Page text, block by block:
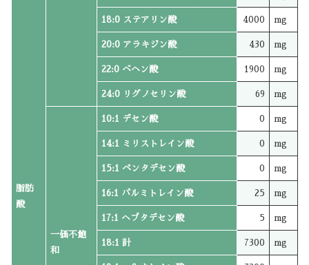
脂肪
酸
18:0 ステアリン酸 4000 mg
20:0 アラキジン酸 430 mg
22:0 ベヘン酸 1900 mg
24:0 リグノセリン酸 69 mg
一価不飽
和
10:1 デセン酸 0 mg
14:1 ミリストレイン酸 0 mg
15:1 ペンタデセン酸 0 mg
16:1 パルミトレイン酸 25 mg
17:1 ヘプタデセン酸 5 mg
18:1 計 7300 mg